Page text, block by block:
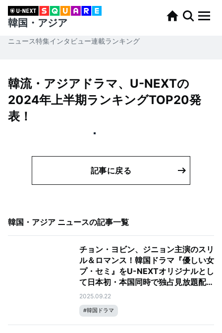
韓国・アジア
ニュース特集インタビュー連載ランキング
韓流・アジアドラマ、U-NEXTの
2024年上半期ランキングTOP20発
表！
記事に戻る
韓国・アジア ニュースの記事一覧
チョン・ヨビン、ジニョン主演のスリ
ル＆ロマンス！韓国ドラマ『優しい女
プ・セミ』をU-NEXTオリジナルとし
て日本初・本国同時で独占見放題配信
決定！
2025.09.22
#韓国ドラマ